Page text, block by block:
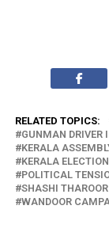
RELATED TOPICS:
GUNMAN DRIVER
KERALA
KERALA
POLITICAL
SHASHI
WANDOOR